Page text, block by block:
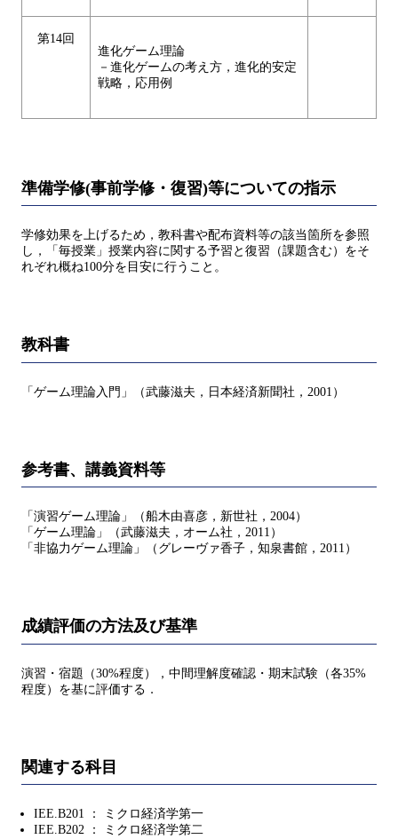
第14回
進化ゲーム理論
－進化ゲームの考え方，進化的安定
戦略，応用例
準備学修(事前学修・復習)等についての指示
学修効果を上げるため，教科書や配布資料等の該当箇所を参照
し，「毎授業」授業内容に関する予習と復習（課題含む）をそ
れぞれ概ね100分を目安に行うこと。
教科書
「ゲーム理論入門」（武藤滋夫，日本経済新聞社，2001）
参考書、講義資料等
「演習ゲーム理論」（船木由喜彦，新世社，2004）
「ゲーム理論」（武藤滋夫，オーム社，2011）
「非協力ゲーム理論」（グレーヴァ香子，知泉書館，2011）
成績評価の方法及び基準
演習・宿題（30%程度），中間理解度確認・期末試験（各35%
程度）を基に評価する．
関連する科目
IEE.B201 ： ミクロ経済学第一
IEE.B202 ： ミクロ経済学第二